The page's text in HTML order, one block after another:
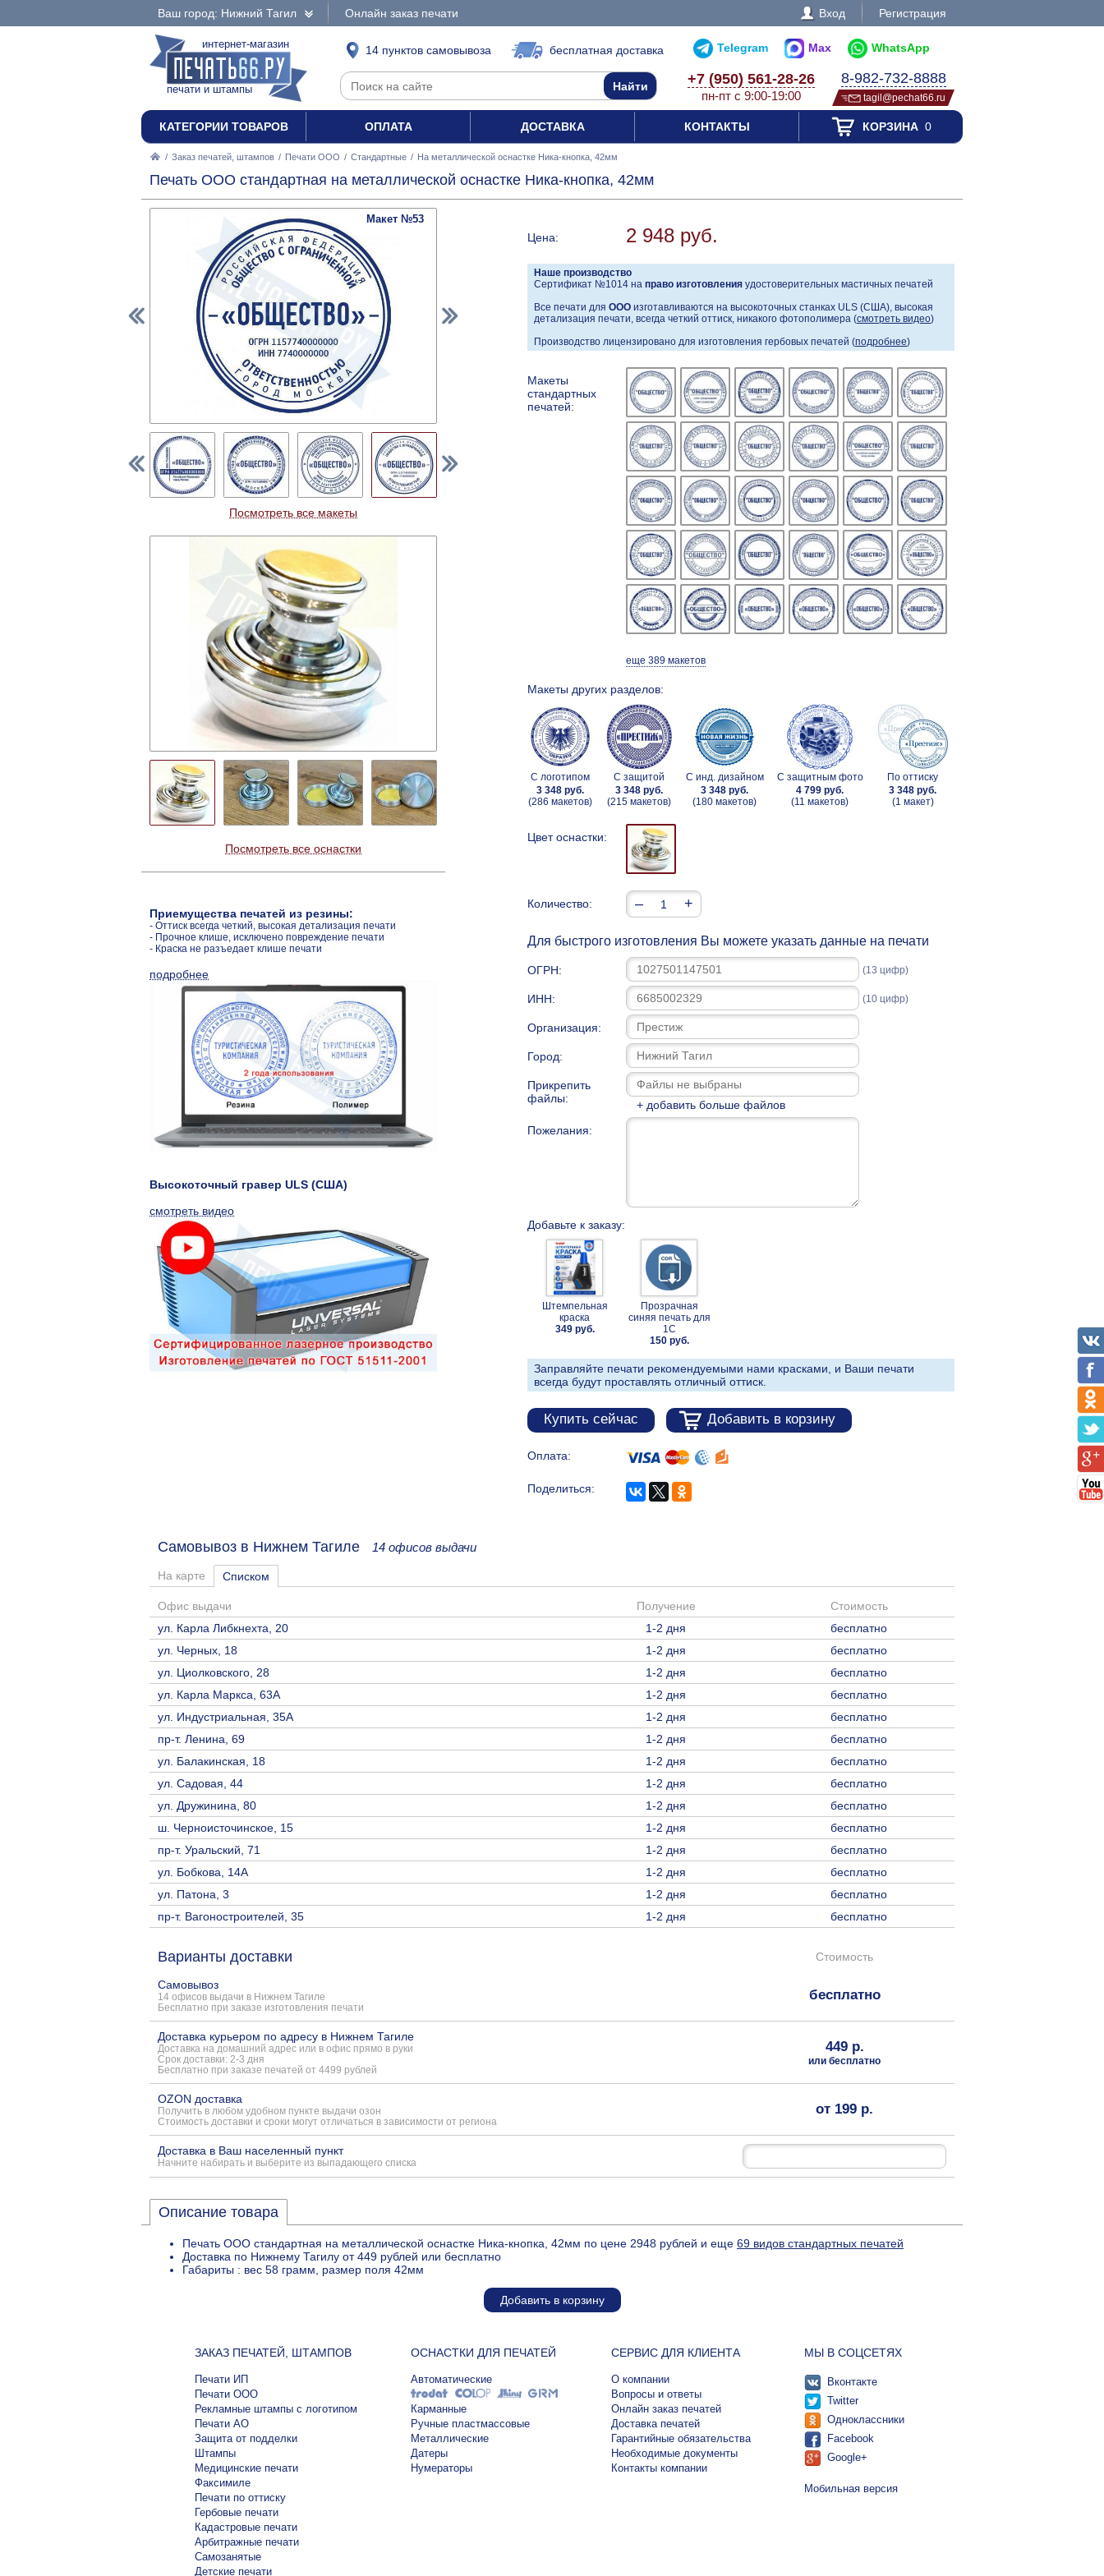
Ваш город: Нижний Тагил Онлайн заказ печати Вход Регистрация
интернет-магазин
печати и штампы
14 пунктов самовывоза бесплатная доставка Telegram Max WhatsApp
+7 (950) 561-28-26
пн-пт с 9:00-19:00
8-982-732-8888
tagil@pechat66.ru
КАТЕГОРИИ ТОВАРОВ ОПЛАТА ДОСТАВКА КОНТАКТЫ КОРЗИНА0
/ Заказ печатей, штампов / Печати ООО / Стандартные / На металлической оснастке Ника-кнопка, 42мм
Печать ООО стандартная на металлической оснастке Ника-кнопка, 42мм
Цена: 2 948 руб.
Наше производство
Сертификат №1014 на право изготовления удостоверительных мастичных печатей
Все печати для ООО изготавливаются на высокоточных станках ULS (США), высокая
детализация печати, всегда четкий оттиск, никакого фотополимера (смотреть видео)
Производство лицензировано для изготовления гербовых печатей (подробнее)
Макеты
стандартных
печатей:
еще 389 макетов
Макеты других разделов:
С логотипом
3 348 руб.
(286 макетов)
С защитой
3 348 руб.
(215 макетов)
С инд. дизайном
3 348 руб.
(180 макетов)
С защитным фото
4 799 руб.
(11 макетов)
По оттиску
3 348 руб.
(1 макет)
Цвет оснастки:
Количество: – +
Для быстрого изготовления Вы можете указать данные на печати
ОГРН: (13 цифр)
ИНН: (10 цифр)
Организация:
Город:
Прикрепить
файлы:
+ добавить больше файлов
Пожелания:
Добавьте к заказу:
Штемпельная
краска
349 руб.
Прозрачная
синяя печать для
1С
150 руб.
Заправляйте печати рекомендуемыми нами красками, и Ваши печати
всегда будут проставлять отличный оттиск.
Купить сейчас Добавить в корзину
Оплата:
Поделиться:
Макет №53
Посмотреть все макеты
Посмотреть все оснастки
Приемущества печатей из резины:
- Оттиск всегда четкий, высокая детализация печати
- Прочное клише, исключено повреждение печати
- Краска не разъедает клише печати
подробнее
Высокоточный гравер ULS (США)
смотреть видео
Самовывоз в Нижнем Тагиле 14 офисов выдачи
На карте Списком
Офис выдачи Получение
Стоимость
ул. Карла Либкнехта, 20
1-2 дня
бесплатно
ул. Черных, 18
1-2 дня
бесплатно
ул. Циолковского, 28
1-2 дня
бесплатно
ул. Карла Маркса, 63А
1-2 дня
бесплатно
ул. Индустриальная, 35А
1-2 дня
бесплатно
пр-т. Ленина, 69
1-2 дня
бесплатно
ул. Балакинская, 18
1-2 дня
бесплатно
ул. Садовая, 44
1-2 дня
бесплатно
ул. Дружинина, 80
1-2 дня
бесплатно
ш. Черноисточинское, 15
1-2 дня
бесплатно
пр-т. Уральский, 71
1-2 дня
бесплатно
ул. Бобкова, 14А
1-2 дня
бесплатно
ул. Патона, 3
1-2 дня
бесплатно
пр-т. Вагоностроителей, 35
1-2 дня бесплатно
Варианты доставки Стоимость
Самовывоз
14 офисов выдачи в Нижнем Тагиле
Бесплатно при заказе изготовления печати
бесплатно
Доставка курьером по адресу в Нижнем Тагиле
Доставка на домашний адрес или в офис прямо в руки
Срок доставки: 2-3 дня
Бесплатно при заказе печатей от 4499 рублей
449 р.
или бесплатно
OZON доставка
Получить в любом удобном пункте выдачи озон
Стоимость доставки и сроки могут отличаться в зависимости от региона
от 199 р.
Доставка в Ваш населенный пункт
Начните набирать и выберите из выпадающего списка
Описание товара
Печать ООО стандартная на металлической оснастке Ника-кнопка, 42мм по цене 2948 рублей и еще 69 видов стандартных печатей
Доставка по Нижнему Тагилу от 449 рублей или бесплатно
Габариты : вес 58 грамм, размер поля 42мм
Добавить в корзину
ЗАКАЗ ПЕЧАТЕЙ, ШТАМПОВ
Печати ИП
Печати ООО
Рекламные штампы с логотипом
Печати АО
Защита от подделки
Штампы
Медицинские печати
Факсимиле
Печати по оттиску
Гербовые печати
Кадастровые печати
Арбитражные печати
Самозанятые
Детские печати
ОСНАСТКИ ДЛЯ ПЕЧАТЕЙ
Автоматические
Карманные
Ручные пластмассовые
Металлические
Датеры
Нумераторы
СЕРВИС ДЛЯ КЛИЕНТА
О компании
Вопросы и ответы
Онлайн заказ печатей
Доставка печатей
Гарантийные обязательства
Необходимые документы
Контакты компании
МЫ В СОЦСЕТЯХ
Вконтакте
Twitter
Одноклассники
Facebook
Google+
Мобильная версия